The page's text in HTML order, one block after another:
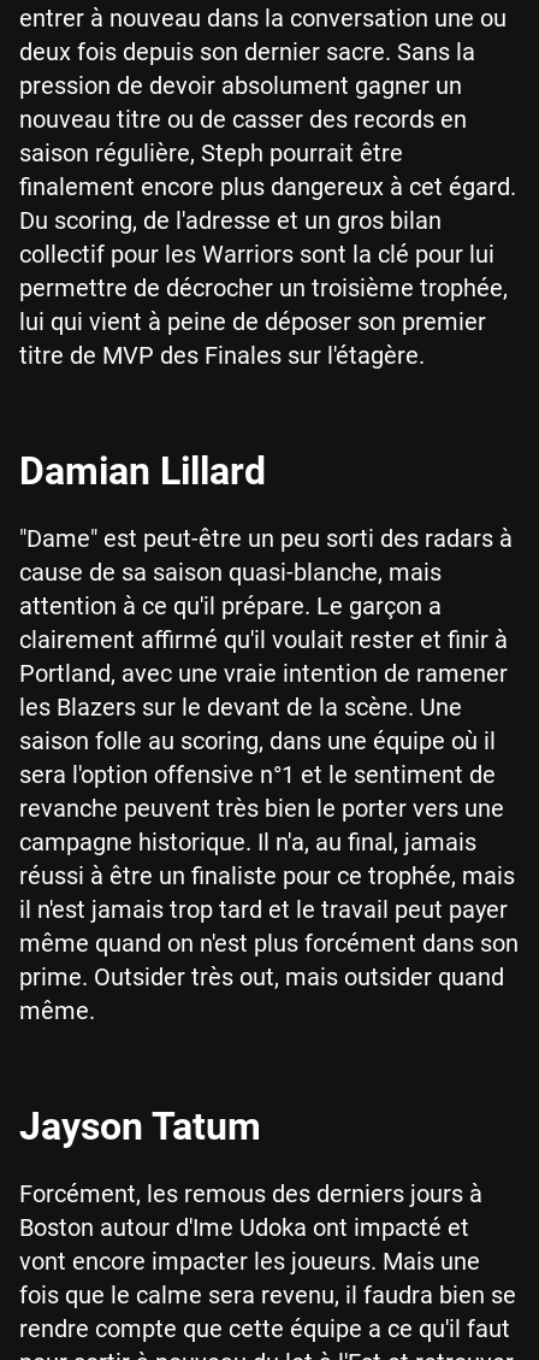
entrer à nouveau dans la conversation une ou
deux fois depuis son dernier sacre. Sans la
pression de devoir absolument gagner un
nouveau titre ou de casser des records en
saison régulière, Steph pourrait être
finalement encore plus dangereux à cet égard.
Du scoring, de l'adresse et un gros bilan
collectif pour les Warriors sont la clé pour lui
permettre de décrocher un troisième trophée,
lui qui vient à peine de déposer son premier
titre de MVP des Finales sur l'étagère.
Damian Lillard
"Dame" est peut-être un peu sorti des radars à
cause de sa saison quasi-blanche, mais
attention à ce qu'il prépare. Le garçon a
clairement affirmé qu'il voulait rester et finir à
Portland, avec une vraie intention de ramener
les Blazers sur le devant de la scène. Une
saison folle au scoring, dans une équipe où il
sera l'option offensive n°1 et le sentiment de
revanche peuvent très bien le porter vers une
campagne historique. Il n'a, au final, jamais
réussi à être un finaliste pour ce trophée, mais
il n'est jamais trop tard et le travail peut payer
même quand on n'est plus forcément dans son
prime. Outsider très out, mais outsider quand
même.
Jayson Tatum
Forcément, les remous des derniers jours à
Boston autour d'Ime Udoka ont impacté et
vont encore impacter les joueurs. Mais une
fois que le calme sera revenu, il faudra bien se
rendre compte que cette équipe a ce qu'il faut